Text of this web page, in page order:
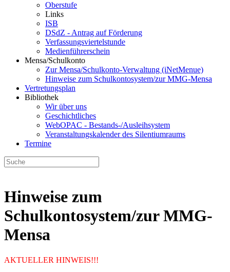
Oberstufe
Links
ISB
DSdZ - Antrag auf Förderung
Verfassungsviertelstunde
Medienführerschein
Mensa/Schulkonto
Zur Mensa/Schulkonto-Verwaltung (iNetMenue)
Hinweise zum Schulkontosystem/zur MMG-Mensa
Vertretungsplan
Bibliothek
Wir über uns
Geschichtliches
WebOPAC - Bestands-/Ausleihsystem
Veranstaltungskalender des Silentiumraums
Termine
Hinweise zum
Schulkontosystem/zur MMG-
Mensa
AKTUELLER HINWEIS!!!